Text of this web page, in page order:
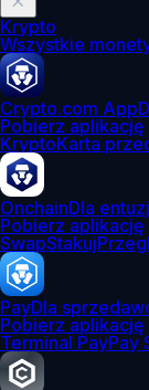
Krypto
Wszystkie
Crypto.com App
Pobierz aplikację
KryptoKarta
OnchainDla
Pobierz aplikację
SwapStakuj
PayDla
Pobierz aplikację
Terminal PayPay